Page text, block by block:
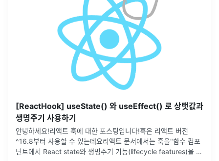
[ReactHook] useState() 와 useEffect() 로 상탯값과
생명주기 사용하기
안녕하세요!리액트 훅에 대한 포스팅입니다!훅은 리액트 버전
^16.8부터 사용할 수 있는데요리액트 문서에서는 훅을"함수 컴포
넌트에서 React state와 생명주기 기능(lifecycle features)을 연